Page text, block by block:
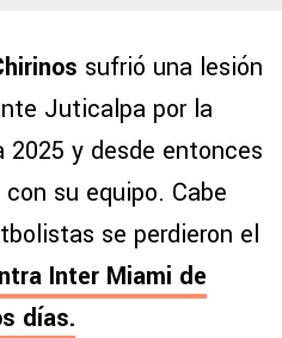
sufrió una lesión
Juticalpa por la
2025 y desde entonces
su equipo. Cabe
se perdieron el
Inter Miami de
días.